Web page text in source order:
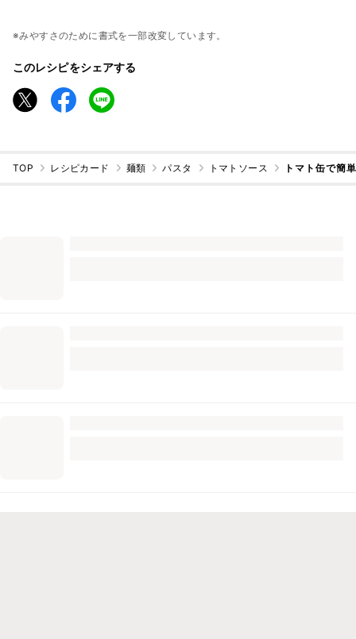
※みやすさのために書式を一部改変しています。
このレシピをシェアする
TOP レシピカード 麺類 パスタ トマトソース トマト缶で簡